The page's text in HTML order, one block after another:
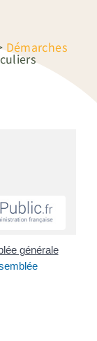
Démarches
générale